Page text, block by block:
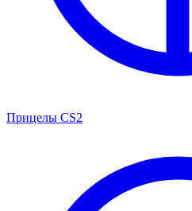
Прицелы CS2